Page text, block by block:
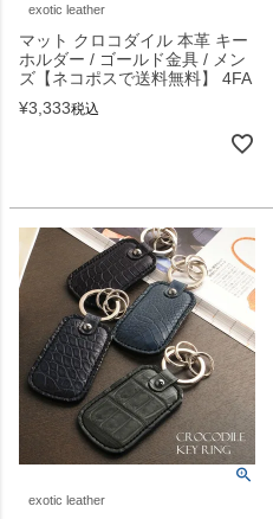
exotic leather
マット クロコダイル 本革 キー
ホルダー / ゴールド金具 / メン
ズ【ネコポスで送料無料】 4FA
¥3,333税込
exotic leather